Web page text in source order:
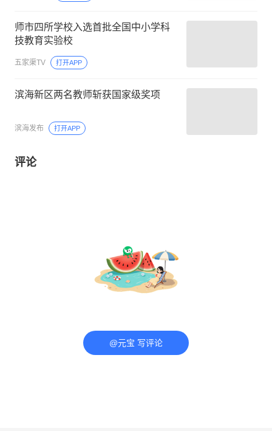
师市四所学校入选首批全国中小学科
技教育实验校
五家渠TV 打开APP
滨海新区两名教师斩获国家级奖项
滨海发布 打开APP
评论
@元宝 写评论